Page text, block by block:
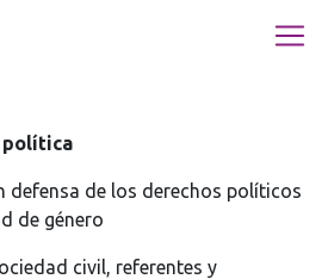
política
defensa de los derechos políticos
de género
civil, referentes y